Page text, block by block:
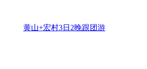
黄山+宏村3日2晚跟团游